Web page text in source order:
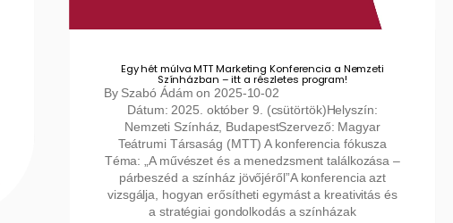
Egy hét múlva MTT Marketing Konferencia a Nemzeti
Színházban – itt a részletes program!
By Szabó Ádám on2025-10-02
Dátum: 2025. október 9. (csütörtök)Helyszín:
Nemzeti Színház, BudapestSzervező: Magyar
Teátrumi Társaság (MTT) A konferencia fókusza
Téma: „A művészet és a menedzsment találkozása –
párbeszéd a színház jövőjéről”A konferencia azt
vizsgálja, hogyan erősítheti egymást a kreativitás és
a stratégiai gondolkodás a színházak